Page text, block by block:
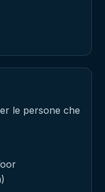
le persone che